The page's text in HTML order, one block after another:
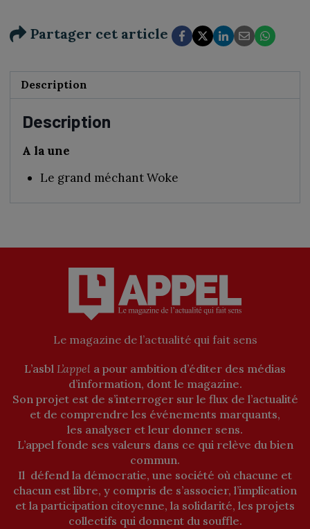
hommage
son
frère
décédé
Numérique
Partager cet article
Description
Description
A la une
Le grand méchant Woke
Le magazine de l’actualité qui fait sens
L’asbl L’appel a pour ambition d’éditer des médias
d’information, dont le magazine.
Son projet est de s’interroger sur le flux de l’actualité
et de comprendre les événements marquants,
les analyser et leur donner sens.
L’appel fonde ses valeurs dans ce qui relève du bien
commun.
Il défend la démocratie, une société où chacune et
chacun est libre, y compris de s’associer, l’implication
et la participation citoyenne, la solidarité, les projets
collectifs qui donnent du souffle.